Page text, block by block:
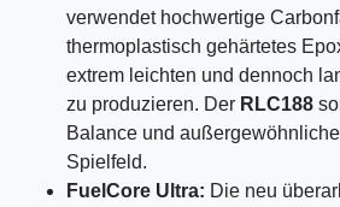
verwendet hochwertige
thermoplastisch gehärtetes
extrem leichten und dennoch
zu produzieren. Der RLC188
Balance und
Spielfeld.
FuelCore Ultra: Die neu